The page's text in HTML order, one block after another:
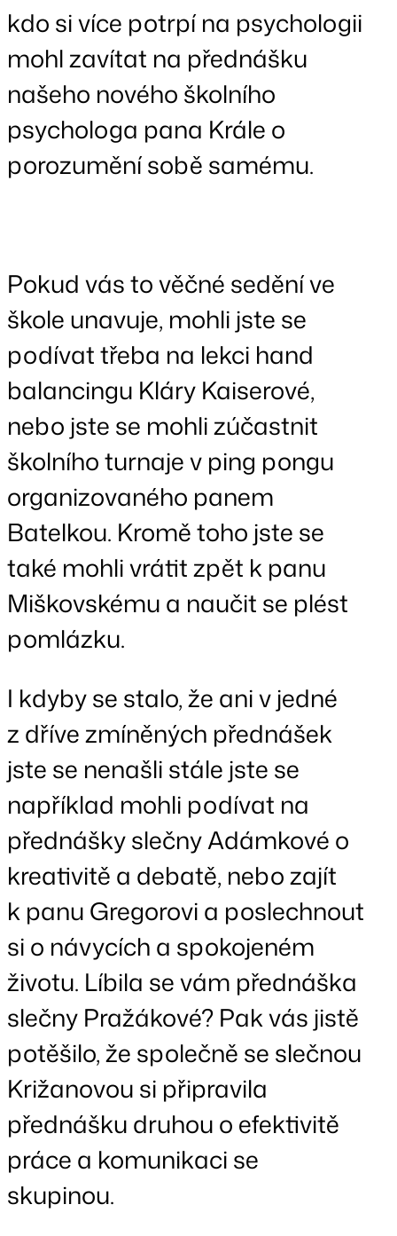
kdo si více potrpí na psychologii
mohl zavítat na přednášku
našeho nového školního
psychologa pana Krále o
porozumění sobě samému.
Pokud vás to věčné sedění ve
škole unavuje, mohli jste se
podívat třeba na lekci hand
balancingu Kláry Kaiserové,
nebo jste se mohli zúčastnit
školního turnaje v ping pongu
organizovaného panem
Batelkou. Kromě toho jste se
také mohli vrátit zpět k panu
Miškovskému a naučit se plést
pomlázku.
I kdyby se stalo, že ani v jedné
z dříve zmíněných přednášek
jste se nenašli stále jste se
například mohli podívat na
přednášky slečny Adámkové o
kreativitě a debatě, nebo zajít
k panu Gregorovi a poslechnout
si o návycích a spokojeném
životu. Líbila se vám přednáška
slečny Pražákové? Pak vás jistě
potěšilo, že společně se slečnou
Križanovou si připravila
přednášku druhou o efektivitě
práce a komunikaci se
skupinou.